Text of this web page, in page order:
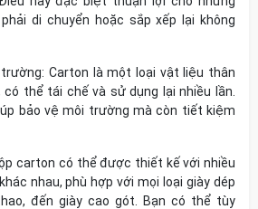
di chuyển hoặc sắp xếp lại không
trường:Carton là một loại vật liệu thân
thể tái chế và sử dụng lại nhiều lần.
bảo vệ môi trường mà còn tiết kiệm
carton có thể được thiết kế với nhiều
nhau, phù hợp với mọi loại giày dép
đến giày cao gót. Bạn có thể tùy